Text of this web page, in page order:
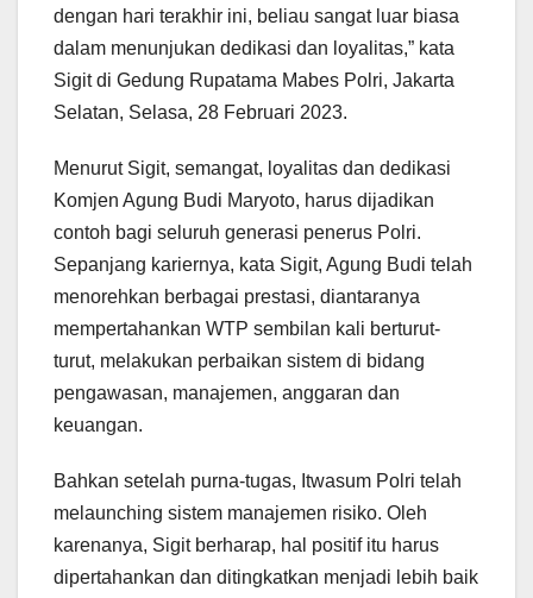
dengan hari terakhir ini, beliau sangat luar biasa
dalam menunjukan dedikasi dan loyalitas,” kata
Sigit di Gedung Rupatama Mabes Polri, Jakarta
Selatan, Selasa, 28 Februari 2023.
Menurut Sigit, semangat, loyalitas dan dedikasi
Komjen Agung Budi Maryoto, harus dijadikan
contoh bagi seluruh generasi penerus Polri.
Sepanjang kariernya, kata Sigit, Agung Budi telah
menorehkan berbagai prestasi, diantaranya
mempertahankan WTP sembilan kali berturut-
turut, melakukan perbaikan sistem di bidang
pengawasan, manajemen, anggaran dan
keuangan.
Bahkan setelah purna-tugas, Itwasum Polri telah
melaunching sistem manajemen risiko. Oleh
karenanya, Sigit berharap, hal positif itu harus
dipertahankan dan ditingkatkan menjadi lebih baik